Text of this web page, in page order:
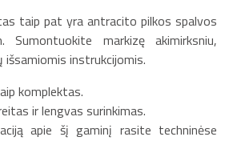
taip pat yra antracito pilkos spalvos
markizę akimirksniu,
instrukcijomis.
komplektas.
ir lengvas surinkimas.
apie šį gaminį rasite techninėse